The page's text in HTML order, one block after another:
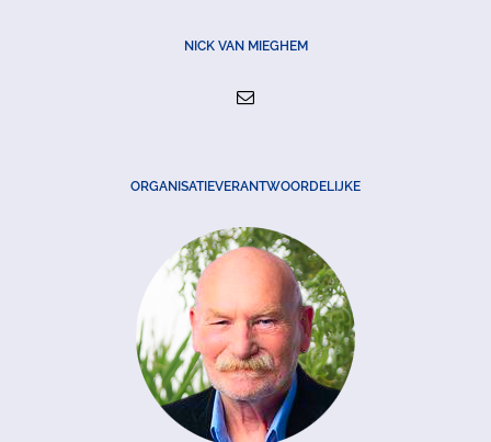
NICK VAN MIEGHEM
ORGANISATIEVERANTWOORDELIJKE